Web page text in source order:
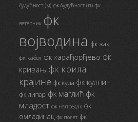
будућност (м) фк будућност (п) фк
ветерник фк
војводина фк жак
фк кабел фк карађорђево фк
кривањ фк крила
крајине фк кула фк кулпин
фк липар фк маглић фк
младост фк напредак фк
омладинац фк полет фк